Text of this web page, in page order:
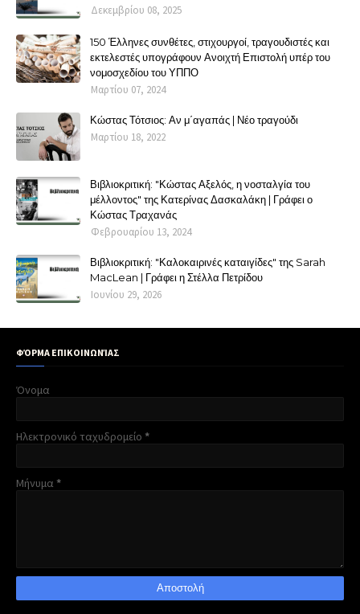
Δεκεμβρίου 08, 2025
150 Έλληνες συνθέτες, στιχουργοί, τραγουδιστές και
εκτελεστές υπογράφουν Ανοιχτή Επιστολή υπέρ του
νομοσχεδίου του ΥΠΠΟ
Μαρτίου 07, 2024
Κώστας Τότσιος: Αν μ΄αγαπάς | Νέο τραγούδι
Μαρτίου 18, 2022
Βιβλιοκριτική: "Κώστας Αξελός, η νοσταλγία του
μέλλοντος" της Κατερίνας Δασκαλάκη | Γράφει ο
Κώστας Τραχανάς
Φεβρουαρίου 13, 2024
Βιβλιοκριτική: "Καλοκαιρινές καταιγίδες" της Sarah
MacLean | Γράφει η Στέλλα Πετρίδου
Ιουνίου 29, 2026
ΦΌΡΜΑ ΕΠΙΚΟΙΝΩΝΊΑΣ
Όνομα
Ηλεκτρονικό ταχυδρομείο *
Μήνυμα *